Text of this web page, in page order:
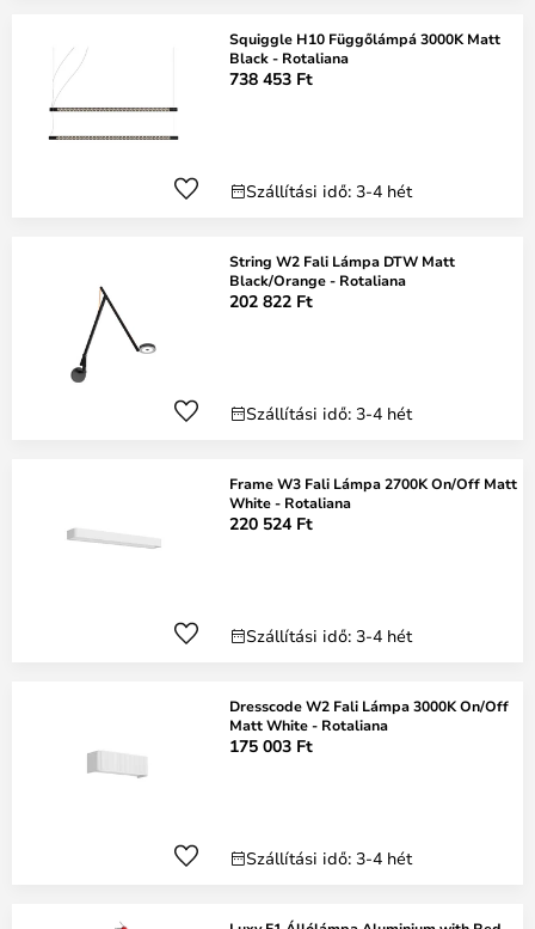
Squiggle H10 Függőlámpá 3000K Matt
Black - Rotaliana
738 453 Ft
Szállítási idő: 3-4 hét
String W2 Fali Lámpa DTW Matt
Black/Orange - Rotaliana
202 822 Ft
Szállítási idő: 3-4 hét
Frame W3 Fali Lámpa 2700K On/Off Matt
White - Rotaliana
220 524 Ft
Szállítási idő: 3-4 hét
Dresscode W2 Fali Lámpa 3000K On/Off
Matt White - Rotaliana
175 003 Ft
Szállítási idő: 3-4 hét